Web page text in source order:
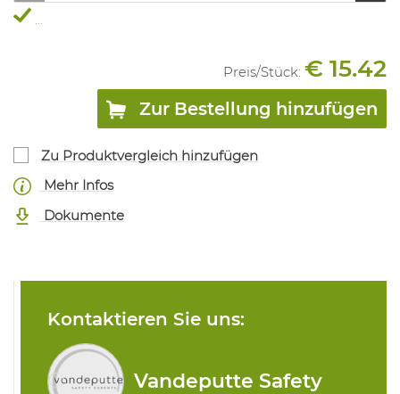
...
Preis/Stück: € 15.42
Zur Bestellung hinzufügen
Zu Produktvergleich hinzufügen
Mehr Infos
Dokumente
Kontaktieren Sie uns:
Vandeputte Safety